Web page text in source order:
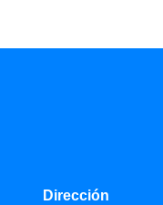
Dirección